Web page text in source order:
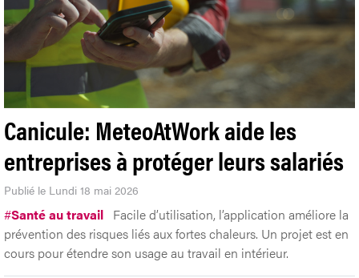
Canicule: MeteoAtWork aide les
entreprises à protéger leurs salariés
Publié le Lundi 18 mai 2026
#Santé au travail Facile d’utilisation, l’application améliore la
prévention des risques liés aux fortes chaleurs. Un projet est en
cours pour étendre son usage au travail en intérieur.